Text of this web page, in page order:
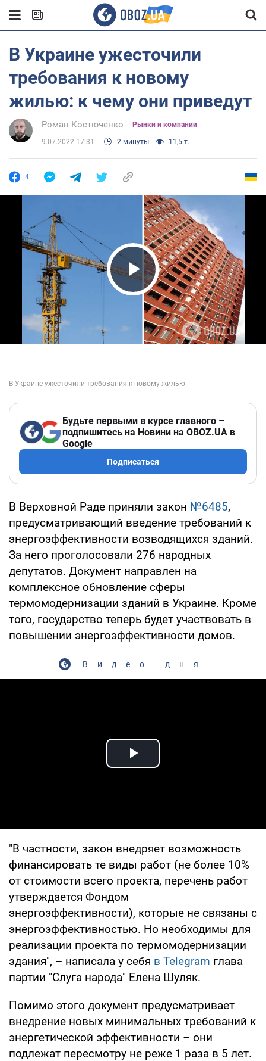
В Украине ужесточили
требования к новому
жилью: к чему они приведут
Роман Костюченко Рынки и компании
9.07.2022 17:31 2 минуты 11,5 т.
4
Play Video
Будьте первыми в курсе главного –
подпишитесь на Новини на OBOZ.UA в
Google
Подписаться
В Верховной Раде приняли закон №6485,
предусматривающий введение требований к
энергоэффективности возводящихся зданий.
За него проголосовали 276 народных
депутатов. Документ направлен на
комплексное обновление сферы
термомодернизации зданий в Украине. Кроме
того, государство теперь будет участвовать в
повышении энергоэффективности домов.
Видео дня
Play Video
"В частности, закон внедряет возможность
финансировать те виды работ (не более 10%
от стоимости всего проекта, перечень работ
утверждается Фондом
энергоэффективности), которые не связаны с
энергоэффективностью. Но необходимы для
реализации проекта по термомодернизации
здания", – написала у себя в Telegram глава
партии "Слуга народа" Елена Шуляк.
Помимо этого документ предусматривает
внедрение новых минимальных требований к
энергетической эффективности – они
подлежат пересмотру не реже 1 раза в 5 лет.